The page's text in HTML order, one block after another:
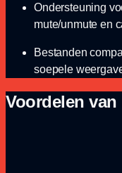
Ondersteuning
mute/unmute en
Bestanden
soepele
Voordelen